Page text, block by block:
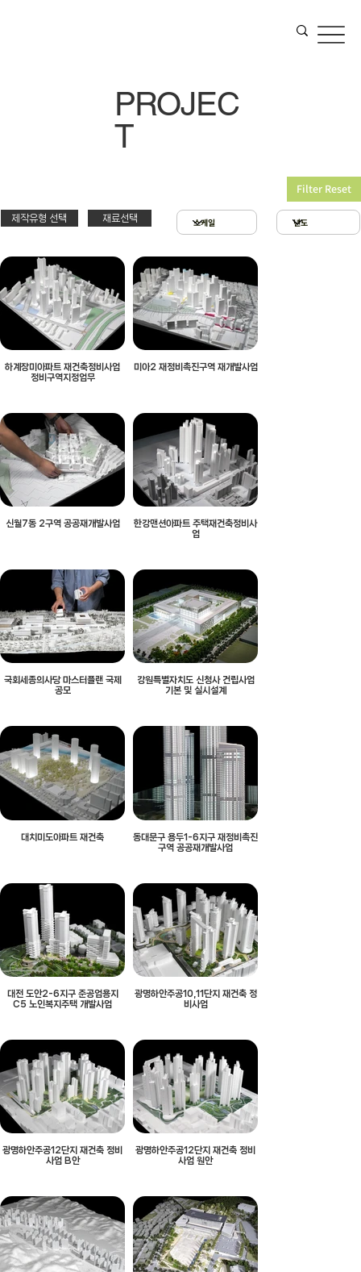
제작유형 선택 재료선택
Filter Reset
하계장미아파트 재건축정비사업
정비구역지정업무
미아2 재정비촉진구역 재개발사업
신월7동 2구역 공공재개발사업
한강맨션아파트 주택재건축정비사
업
국회세종의사당 마스터플랜 국제
공모
강원특별자치도 신청사 건립사업
기본 및 실시설계
대치미도아파트 재건축
동대문구 용두1-6지구 재정비촉진
구역 공공재개발사업
대전 도안2-6지구 준공업용지
C5 노인복지주택 개발사업
광명하안주공10,11단지 재건축 정
비사업
광명하안주공12단지 재건축 정비
사업 B안
광명하안주공12단지 재건축 정비
사업 원안
스치로폴 & 우드락
아크릴 & 3D 프린팅
확대모형
제작유형선택
PT
제출
현상
PROJEC
T